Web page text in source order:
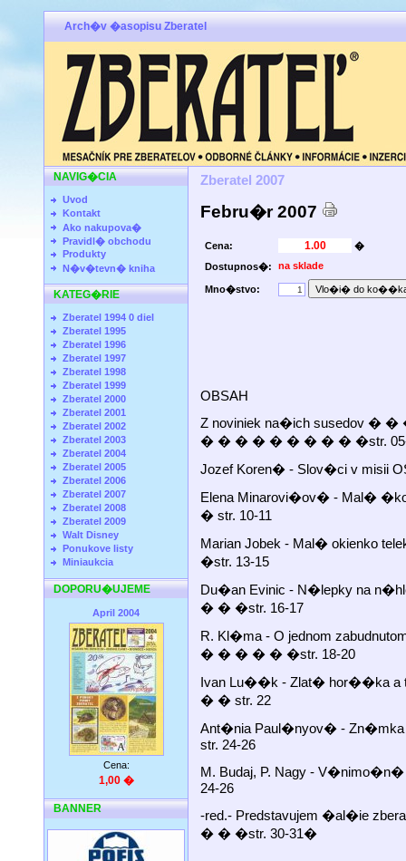
Arch�v �asopisu Zberatel
NAVIG�CIA
Uvod
Kontakt
Ako nakupova�
Pravidl� obchodu
Produkty
N�v�tevn� kniha
KATEG�RIE
Zberatel 1994 0 diel
Zberatel 1995
Zberatel 1996
Zberatel 1997
Zberatel 1998
Zberatel 1999
Zberatel 2000
Zberatel 2001
Zberatel 2002
Zberatel 2003
Zberatel 2004
Zberatel 2005
Zberatel 2006
Zberatel 2007
Zberatel 2008
Zberatel 2009
Walt Disney
Ponukove listy
Miniaukcia
DOPORU�UJEME
April 2004
Cena:
1,00 �
BANNER
Zberatel 2007
Febru�r 2007
Cena:
�
Dostupnos�:
na sklade
Mno�stvo:
OBSAH
Z noviniek na�ich
� � � � � � � � � �str.
Jozef Koren� - Slov�ci v misii
Elena Minarovi�ov� - Mal�
� str. 10-11
Marian Jobek - Mal�
�str. 13-15
Du�an Evinic - N�lepky na
� � �str. 16-17
R. Kl�ma - O jednom
� � � � � �str. 18-20
Ivan Lu��k - Zlat� hor��ka
� � str. 22
Ant�nia Paul�nyov� -
str. 24-26
M. Budaj, P. Nagy -
24-26
-red.- Predstavujem �al�ie
� � �str. 30-31�